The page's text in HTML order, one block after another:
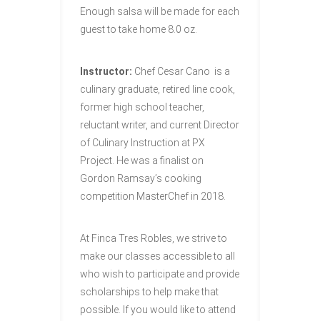
Enough salsa will be made for each
guest to take home 8.0 oz.
Instructor: Chef Cesar Cano is a
culinary graduate, retired line cook,
former high school teacher,
reluctant writer, and current Director
of Culinary Instruction at PX
Project. He was a finalist on
Gordon Ramsay’s cooking
competition MasterChef in 2018.
At Finca Tres Robles, we strive to
make our classes accessible to all
who wish to participate and provide
scholarships to help make that
possible. If you would like to attend